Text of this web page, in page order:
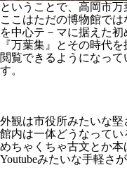
ということで、高岡市万
ここはただの博物館では
を中心テ－マに据えた初
『万葉集』とその時代
閲覧できるようになっ
す。
外観は市役所みたいな堅
館内は一体どうなってい
めちゃくちゃ古文とか本
Youtubeみたいな手軽さ